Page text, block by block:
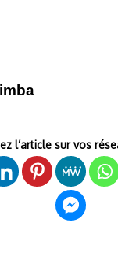
l’article sur vos